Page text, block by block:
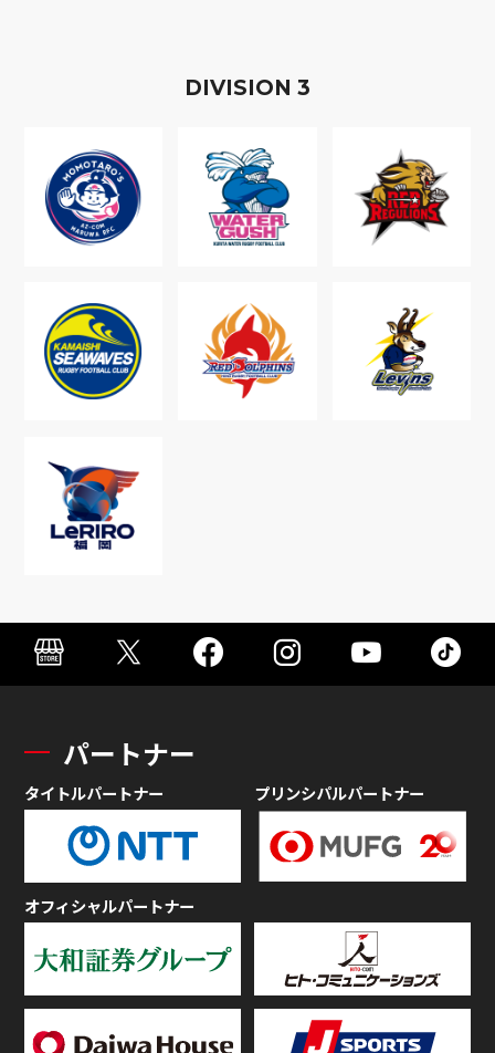
DIVISION 3
パートナー
タイトルパートナー プリンシパルパートナー
オフィシャルパートナー